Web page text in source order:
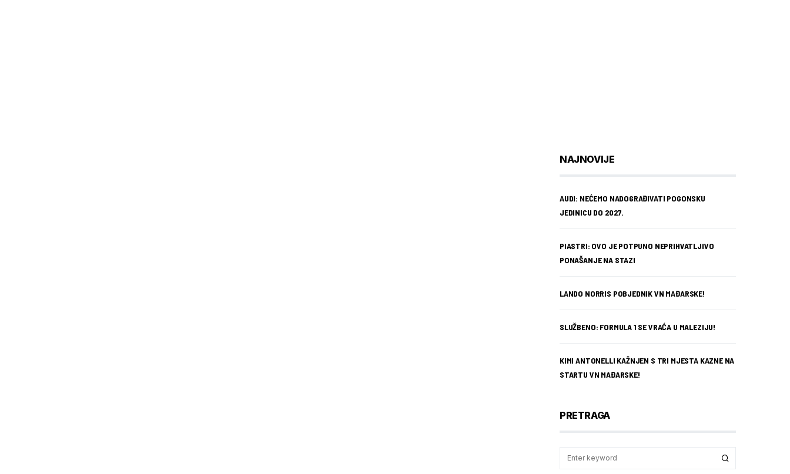
NAJNOVIJE
AUDI: NEĆEMO NADOGRAĐIVATI POGONSKU
JEDINICU DO 2027.
PIASTRI: OVO JE POTPUNO NEPRIHVATLJIVO
PONAŠANJE NA STAZI
LANDO NORRIS POBJEDNIK VN MAĐARSKE!
SLUŽBENO: FORMULA 1 SE VRAĆA U MALEZIJU!
KIMI ANTONELLI KAŽNJEN S TRI MJESTA KAZNE NA
STARTU VN MAĐARSKE!
PRETRAGA